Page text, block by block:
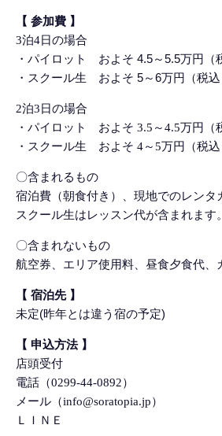
【 参加費 】
3泊4日の場合
・パイロット およそ 4.5～5.5万円（
・スクール生 およそ 5～6万円（税込
2泊3日の場合
・パイロット およそ 3.5～4.5万円（
・スクール生 およそ 4～5万円（税込
〇含まれるもの
宿泊費（朝食付き）、現地でのレンタ
スクール生はレッスン代が含まれます。
〇含まれないもの
航空券、エリア使用料、昼食夕食代、
【 宿泊先 】
未定(昨年とは違う宿の予定)
【 申込方法】
店頭受付
電話（0299-44-0892）
メール（info@soratopia.jp）
ＬＩＮＥ